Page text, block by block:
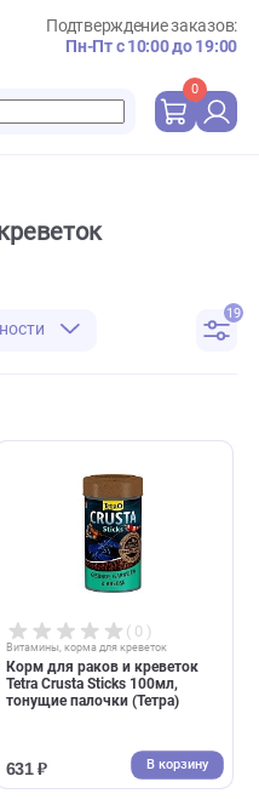
Подтверждение
Пн-Пт с 10:00 до
креветок
( 0 )
Tetra Crusta Sticks 100мл,
тонущие палочки (Тетра)